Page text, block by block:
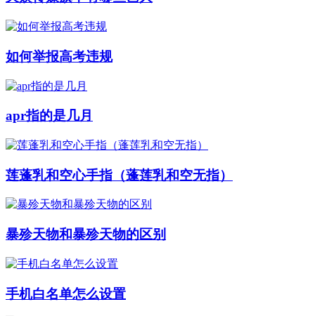
如何举报高考违规
apr指的是几月
莲蓬乳和空心手指（蓬莲乳和空无指）
暴殄天物和暴殄天物的区别
手机白名单怎么设置